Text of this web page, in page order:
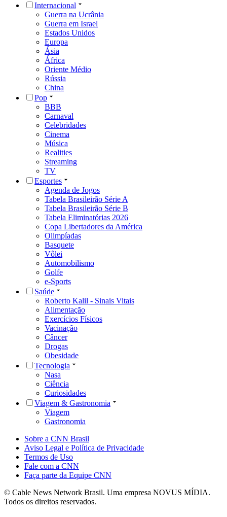
Internacional
Guerra na Ucrânia
Guerra em Israel
Estados Unidos
Europa
Ásia
África
Oriente Médio
Rússia
China
Pop
BBB
Carnaval
Celebridades
Cinema
Música
Realities
Streaming
TV
Esportes
Agenda de Jogos
Tabela Brasileirão Série A
Tabela Brasileirão Série B
Tabela Eliminatórias 2026
Copa Libertadores da América
Olimpíadas
Basquete
Vôlei
Automobilismo
Golfe
e-Sports
Saúde
Roberto Kalil - Sinais Vitais
Alimentação
Exercícios Físicos
Vacinação
Câncer
Drogas
Obesidade
Tecnologia
Nasa
Ciência
Curiosidades
Viagem & Gastronomia
Viagem
Gastronomia
Sobre a CNN Brasil
Aviso Legal e Política de Privacidade
Termos de Uso
Fale com a CNN
Faça parte da Equipe CNN
© Cable News Network Brasil. Uma empresa NOVUS MÍDIA.
Todos os direitos reservados.